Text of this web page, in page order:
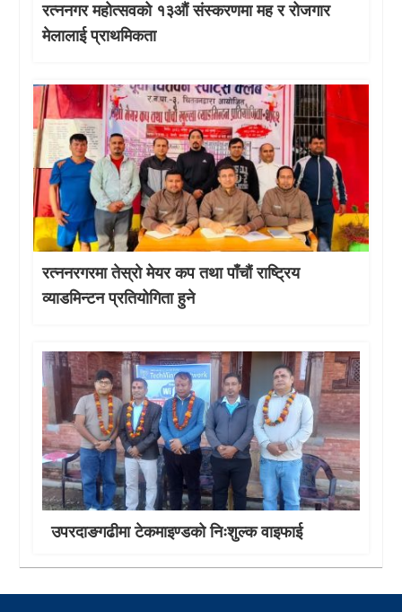
रत्ननगर महोत्सवको १३औं संस्करणमा मह र रोजगार
मेलालाई प्राथमिकता
रत्ननरगरमा तेस्राे मेयर कप तथा पाँचौं राष्ट्रिय
व्याडमिन्टन प्रतियोगिता हुने
उपरदाङगढीमा टेकमाइण्डको निःशुल्क वाइफाई